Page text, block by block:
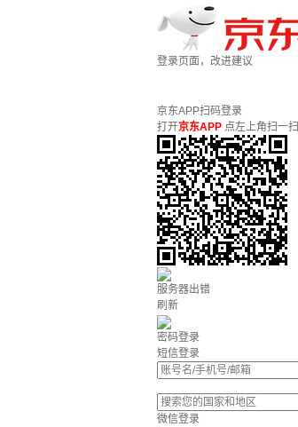
登录页面，改进建议
京东APP扫码登录
打开京东APP 点左上角扫一扫
服务器出错
刷新
密码登录
短信登录
微信登录